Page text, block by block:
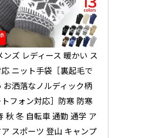
ンズ レディース 暖かい ス
ニット手袋［裏起毛で
お洒落なノルディック柄
フォン対応］防寒 防寒
秋 冬 自転車 通勤 通学 ア
スポーツ 登山 キャンプ